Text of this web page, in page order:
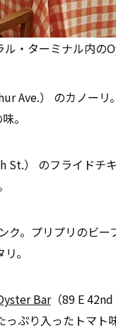
ル・ターミナル内の
Ave.） のカノーリ
。
St.） のフライドチ
ク。プリプリのビー
。
Bar（89 E
ぷり入ったトマト